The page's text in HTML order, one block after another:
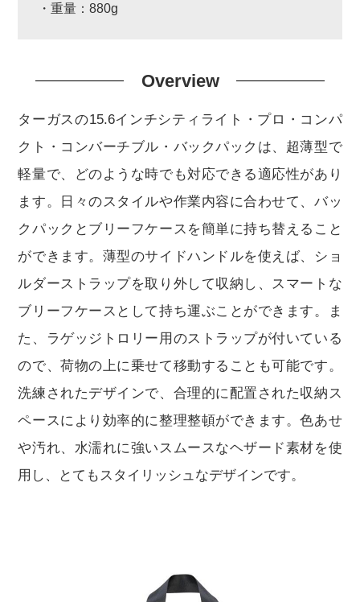
・重量：880g
Overview
ターガスの15.6インチシティライト・プロ・コンパ
クト・コンバーチブル・バックパックは、超薄型で
軽量で、どのような時でも対応できる適応性があり
ます。日々のスタイルや作業内容に合わせて、バッ
クパックとブリーフケースを簡単に持ち替えること
ができます。薄型のサイドハンドルを使えば、ショ
ルダーストラップを取り外して収納し、スマートな
ブリーフケースとして持ち運ぶことができます。ま
た、ラゲッジトロリー用のストラップが付いている
ので、荷物の上に乗せて移動することも可能です。
洗練されたデザインで、合理的に配置された収納ス
ペースにより効率的に整理整頓ができます。色あせ
や汚れ、水濡れに強いスムースなヘザード素材を使
用し、とてもスタイリッシュなデザインです。